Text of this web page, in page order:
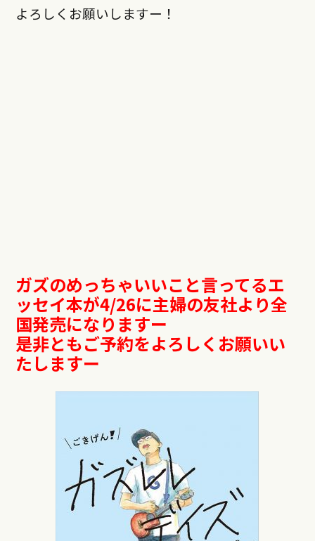
よろしくお願いしますー！
ガズのめっちゃいいこと言ってるエ
ッセイ本が4/26に主婦の友社より全
国発売になりますー
是非ともご予約をよろしくお願いい
たしますー